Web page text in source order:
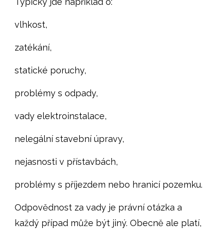
vlhkost,
zatékání,
statické poruchy,
problémy s odpady,
vady elektroinstalace,
nelegální stavební úpravy,
nejasnosti v přístavbách,
problémy s příjezdem nebo hranicí pozemku.
Odpovědnost za vady je právní otázka a
každý případ může být jiný. Obecně ale platí,